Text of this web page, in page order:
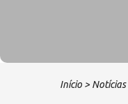
Início > Notícias